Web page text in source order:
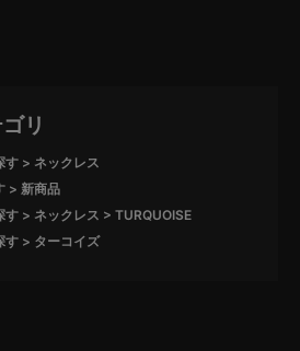
リ
す
ネックレス
新商品
す ネックレス
TURQUOISE
す ターコイズ